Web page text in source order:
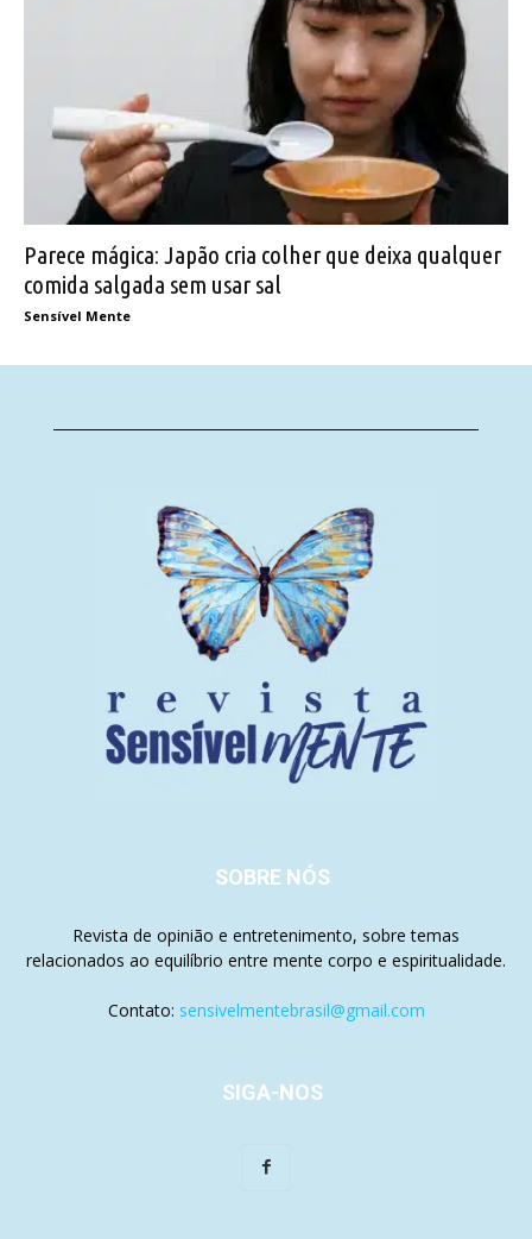
Parece mágica: Japão cria colher que deixa qualquer
comida salgada sem usar sal
Sensível Mente
SOBRE NÓS
Revista de opinião e entretenimento, sobre temas
relacionados ao equilíbrio entre mente corpo e espiritualidade.
Contato: sensivelmentebrasil@gmail.com
SIGA-NOS